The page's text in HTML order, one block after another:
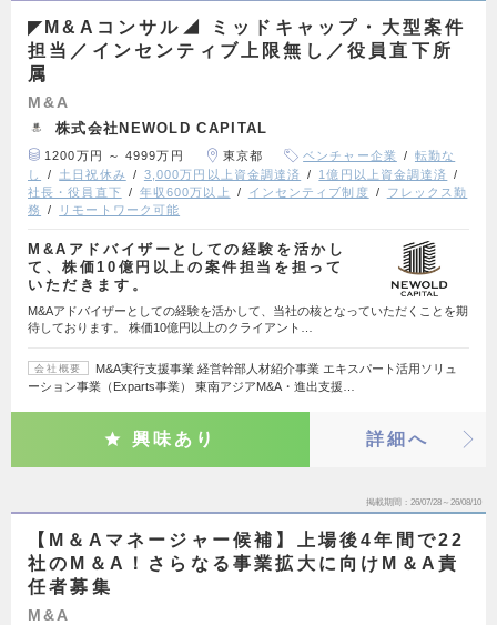
◤M&Aコンサル◢ ミッドキャップ・大型案件
担当／インセンティブ上限無し／役員直下所
属
M&A
株式会社NEWOLD CAPITAL
1200万円 ～ 4999万円 東京都 ベンチャー企業
転勤な
し
土日祝休み 3,000万円以上資金調達済
1億円以上資金調達済
社長・役員直下
年収600万以上 インセンティブ制度
フレックス勤
務
リモートワーク可能
M&Aアドバイザーとしての経験を活かし
て、株価10億円以上の案件担当を担って
いただきます。
M&Aアドバイザーとしての経験を活かして、当社の核となっていただくことを期
待しております。 株価10億円以上のクライアント…
会社概要
M&A実行支援事業 経営幹部人材紹介事業 エキスパート活用ソリュ
ーション事業（Exparts事業） 東南アジアM&A・進出支援…
興味あり 詳細へ
掲載期間 26/07/28～26/08/10
【M＆Aマネージャー候補】上場後4年間で22
社のM＆A！さらなる事業拡大に向けM＆A責
任者募集
M&A